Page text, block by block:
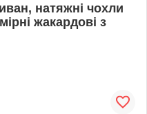
натяжні чохли
жакардові з